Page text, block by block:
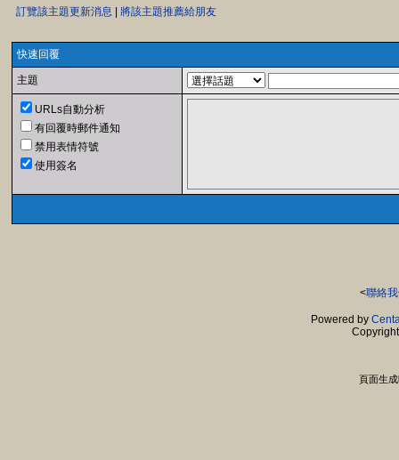
訂覽該主題更新消息 將該主題推薦給朋友
快速回覆
主題
URLs自動分析
有回覆時郵件通知
禁用表情符號
使用簽名
<聯絡
Powered by
頁面生